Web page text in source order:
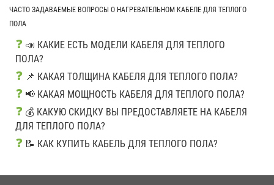
ЧАСТО ЗАДАВАЕМЫЕ ВОПРОСЫ О НАГРЕВАТЕЛЬНОМ КАБЕЛЕ ДЛЯ ТЕПЛОГО
ПОЛА
❓ 📣 КАКИЕ ЕСТЬ МОДЕЛИ КАБЕЛЯ ДЛЯ ТЕПЛОГО
ПОЛА?
❓ 📌 КАКАЯ ТОЛЩИНА КАБЕЛЯ ДЛЯ ТЕПЛОГО ПОЛА?
❓ 📢 КАКАЯ МОЩНОСТЬ КАБЕЛЯ ДЛЯ ТЕПЛОГО ПОЛА?
❓ 💰 КАКУЮ СКИДКУ ВЫ ПРЕДОСТАВЛЯЕТЕ НА КАБЕЛЯ
ДЛЯ ТЕПЛОГО ПОЛА?
❓ 📝 КАК КУПИТЬ КАБЕЛЬ ДЛЯ ТЕПЛОГО ПОЛА?